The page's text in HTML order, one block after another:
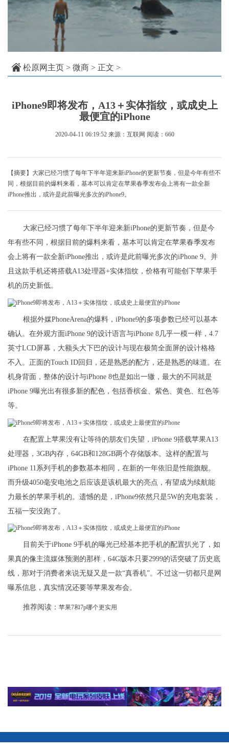
松原网主页 > 微商 > 正文 >
iPhone9即将发布，A13＋实体指纹，或成史上
最便宜的iPhone
2020-04-11 06:19:52 来源：互联网 阅读：660
【摘要】大家已经习惯了每年下半年迎来新iPhone的更新节奏，但是今年有些不
同，根据目前的爆料来看，基本可以肯定在苹果春季发布会上将有一款全新
iPhone推出，或许是此前曝光多次的iPhone9。
大家已经习惯了每年下半年迎来新iPhone的更新节奏，但是今
年有些不同，根据目前的爆料来看，基本可以肯定在苹果春季发布
会上将有一款全新iPhone推出，或许是此前曝光多次的iPhone 9。并
且这款手机还将搭载A13处理器+实体指纹，价格有可能创下苹果手
机的历史新低。
根据外媒PhoneArena的爆料，iPhone9的多项参数已经可以基本
确认。在外观方面iPhone 9的设计语言与iPhone 8几乎一模一样，4.7
英寸LCD屏幕，大额头大下巴的设计与现在极简全面屏的设计格格
不入。正面的Touch ID回归，还是熟悉的配方，还是熟悉的味道。在
机身背面，整体的设计与iPhone 8也是如出一辙，最大的不同就是
iPhone 9曝光出有很多新的配色，包括香槟金、紫色、黄色、红色等
等。
在配置上苹果没有让等待的朋友们失望，iPhone 9搭载苹果A13
处理器，3GB内存，64GB和128GB两个存储版本。这样的配置与
iPhone 11系列手机的参数基本相同，在新的一年依旧是性能旗舰。
而升级4050毫安电池之后应该是该机最大的亮点，有望成为续航能
力最长的苹果手机的。遗憾的是，iPhone9依然只是5W的充电套装，
五福一安没跑了。
目前关于iPhone 9手机的曝光已经基本把手机的配置扒光了，如
果真的像主流媒体预测的那样，64G版本只要2999的话突破了历史底
线，那对于消费者来说无疑又是一款“真香机”。不过这一切都只是网
曝系信息，真实情况还要等苹果发布会。
推荐阅读： 苹果7和7p哪个更实用